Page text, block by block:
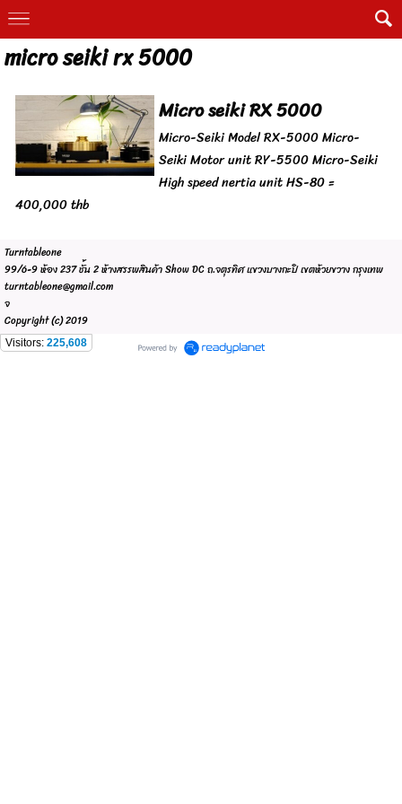
micro seiki rx 5000
Micro seiki RX 5000
Micro-Seiki Model RX-5000 Micro-
Seiki Motor unit RY-5500 Micro-Seiki
High speed nertia unit HS-80 =
400,000 thb
Turntableone
99/6-9 ห้อง 237 ชั้น 2 ห้างสรรพสินค้า Show DC ถ.จตุรทิศ แขวงบางกะปิ เขตห้วยขวาง กรุงเทพ
turntableone@gmail.com
จ
Copyright (c) 2019
Visitors: 225,608